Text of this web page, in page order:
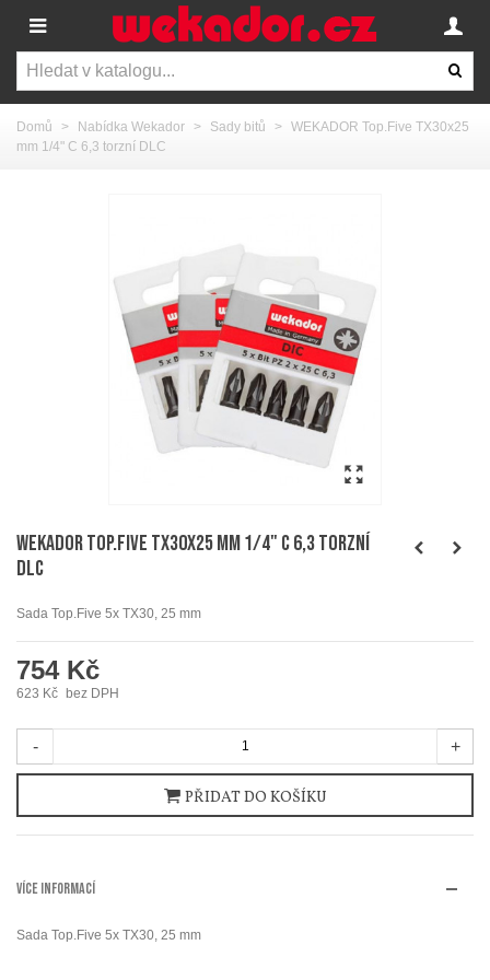
Domů > Nabídka Wekador > Sady bitů > WEKADOR Top.Five TX30x25
mm 1/4" C 6,3 torzní DLC
WEKADOR Top.Five TX30x25 mm 1/4" C 6,3 torzní
DLC
Sada Top.Five 5x TX30, 25 mm
754 Kč
623 Kč bez DPH
- +
PŘIDAT DO KOŠÍKU
VÍCE INFORMACÍ
Sada Top.Five 5x TX30, 25 mm